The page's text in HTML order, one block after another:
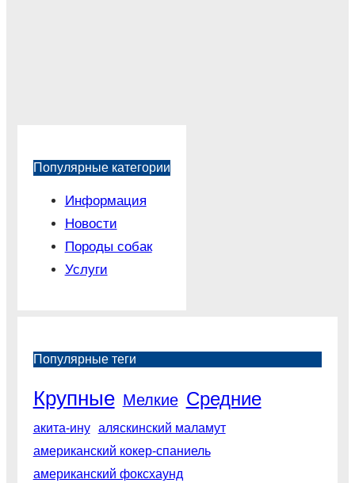
Популярные категории
Информация
Новости
Породы собак
Услуги
Популярные теги
Крупные Мелкие Средние
акита-ину
аляскинский маламут
американский кокер-спаниель
американский фоксхаунд